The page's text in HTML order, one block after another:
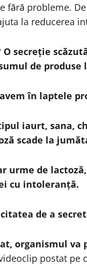
fără probleme.
la reducerea
secreție
de
în laptele
iaurt, sana,
scade la
urme de
cu intoleranță.
de a
organismul
postat pe